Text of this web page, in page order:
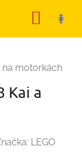
na motorkách
Kai a
LEGO